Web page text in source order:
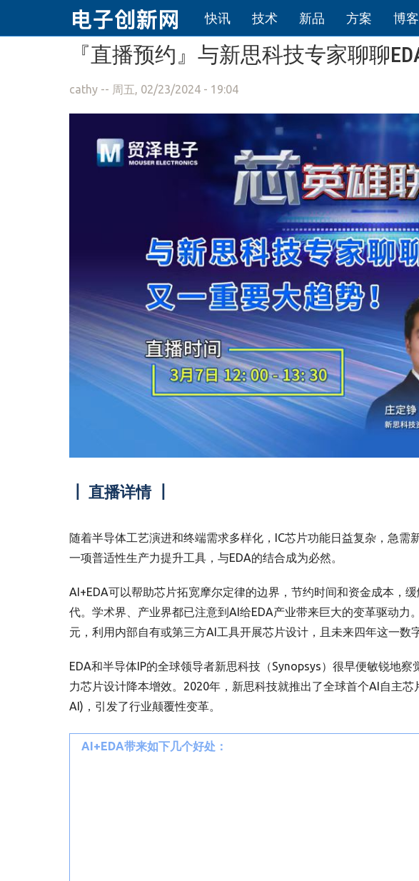
快讯 技术 新品 方案 博客
『直播预约』与新思科技专家聊聊
cathy -- 周五, 02/23/2024 - 19:04
┃ 直播详情 ┃
随着半导体工艺演进和终端需求多样化，IC芯片功能日益复杂，急需
一项普适性生产力提升工具，与EDA的结合成为必然。
AI+EDA可以帮助芯片拓宽摩尔定律的边界，节约时间和资金成本，
代。学术界、产业界都已注意到AI给EDA产业带来巨大的变革驱动力
元，利用内部自有或第三方AI工具开展芯片设计，且未来四年这一数
EDA和半导体IP的全球领导者新思科技（Synopsys）很早便敏锐地
力芯片设计降本增效。2020年，新思科技就推出了全球首个AI自主
AI)，引发了行业颠覆性变革。
AI+EDA带来如下几个好处：